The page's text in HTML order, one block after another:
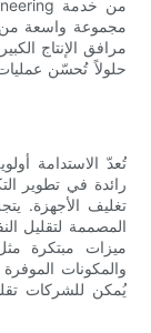
مجموعة واسعة من
مرافق الإنتاج
تُعدّ الاستدامة
تغليف الأجهزة.
المصممة لتقليل
والمكونات الموفرة